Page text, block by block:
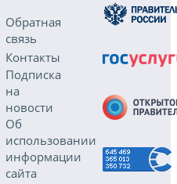
Обратная
связь
Контакты
Подписка
на
новости
Об
использовании
информации
сайта